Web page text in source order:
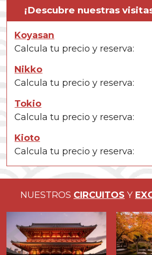
¡Descubre nuestras
Koyasan
Calcula tu precio y reserva:
Nikko
Calcula tu precio y reserva:
Tokio
Calcula tu precio y reserva:
Kioto
Calcula tu precio y reserva:
NUESTROS CIRCUITOS Y